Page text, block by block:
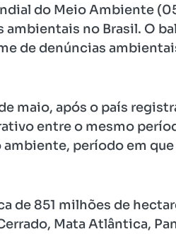
do Meio Ambiente
no Brasil. O
de denúncias
maio, após o país
entre o mesmo
período em
de 851 milhões de
Mata Atlântica,